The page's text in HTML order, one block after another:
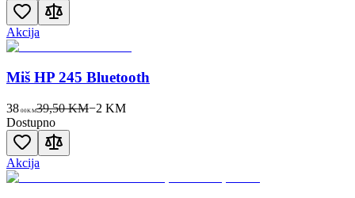
Akcija
Miš HP 245 Bluetooth
38 00KM39,50 KM−2 KM
Dostupno
Akcija